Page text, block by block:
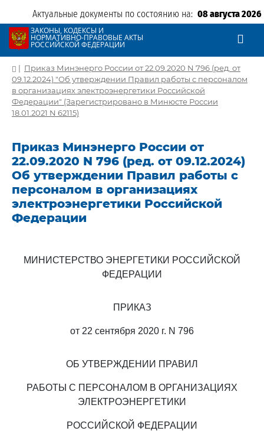
Актуальные документы по состоянию на: 08 августа 2026
ЗАКОНЫ, КОДЕКСЫ И
НОРМАТИВНО-ПРАВОВЫЕ АКТЫ
РОССИЙСКОЙ ФЕДЕРАЦИИ
| Приказ Минэнерго России от 22.09.2020 N 796 (ред. от
09.12.2024) "Об утверждении Правил работы с персоналом
в организациях электроэнергетики Российской
Федерации" (Зарегистрировано в Минюсте России
18.01.2021 N 62115)
Приказ Минэнерго России от
22.09.2020 N 796 (ред. от 09.12.2024)
Об утверждении Правил работы с
персоналом в организациях
электроэнергетики Российской
Федерации
МИНИСТЕРСТВО ЭНЕРГЕТИКИ РОССИЙСКОЙ
ФЕДЕРАЦИИ
ПРИКАЗ
от 22 сентября 2020 г. N 796
ОБ УТВЕРЖДЕНИИ ПРАВИЛ
РАБОТЫ С ПЕРСОНАЛОМ В ОРГАНИЗАЦИЯХ
ЭЛЕКТРОЭНЕРГЕТИКИ
РОССИЙСКОЙ ФЕДЕРАЦИИ